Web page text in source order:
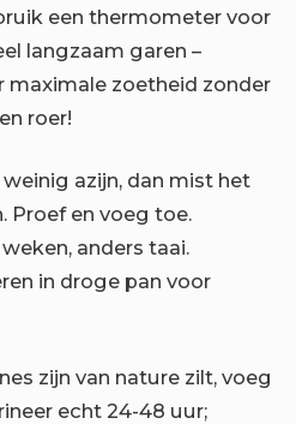
een thermometer voor
langzaam garen –
maximale zoetheid zonder
roer!
azijn, dan mist het
Proef en voeg toe.
anders taai.
in droge pan voor
zijn van nature zilt, voeg
echt 24-48 uur;